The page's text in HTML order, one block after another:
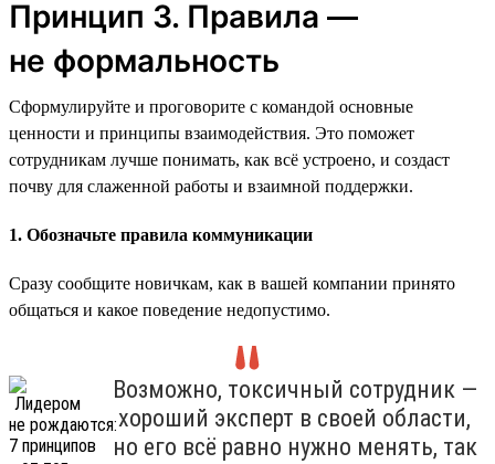
Принцип 3. Правила —
не формальность
Сформулируйте и проговорите с командой основные
ценности и принципы взаимодействия. Это поможет
сотрудникам лучше понимать, как всё устроено, и создаст
почву для слаженной работы и взаимной поддержки.
1. Обозначьте правила коммуникации
Сразу сообщите новичкам, как в вашей компании принято
общаться и какое поведение недопустимо.
Возможно, токсичный сотрудник —
хороший эксперт в своей области,
но его всё равно нужно менять, так